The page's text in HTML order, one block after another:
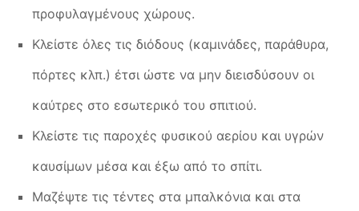
προφυλαγμένους χώρους.
Κλείστε όλες τις διόδους (καμινάδες, παράθυρα,
πόρτες κλπ.) έτσι ώστε να μην διεισδύσουν οι
καύτρες στο εσωτερικό του σπιτιού.
Κλείστε τις παροχές φυσικού αερίου και υγρών
καυσίμων μέσα και έξω από το σπίτι.
Μαζέψτε τις τέντες στα μπαλκόνια και στα